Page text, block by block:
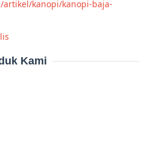
kanopi/kanopi-baja-
Kami